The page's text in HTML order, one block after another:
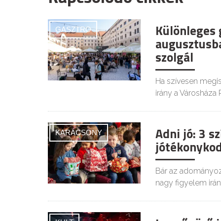
GASZTRO
szolgál
Ha szívesen
irány a Városháza
KARÁCSONY Adni jó: 3
Bár az
nagy figyelem